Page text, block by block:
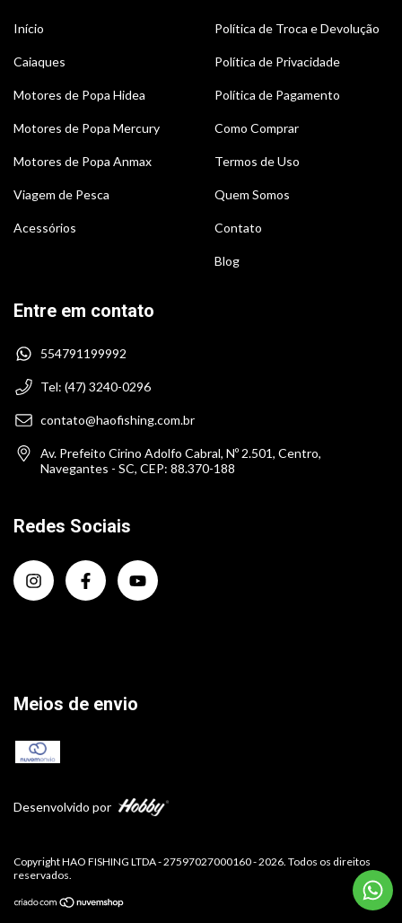
Início
Caiaques
Motores de Popa Hidea
Motores de Popa Mercury
Motores de Popa Anmax
Viagem de Pesca
Acessórios
Política de Troca e Devolução
Política de Privacidade
Política de Pagamento
Como Comprar
Termos de Uso
Quem Somos
Contato
Blog
Entre em contato
554791199992
Tel: (47) 3240-0296
contato@haofishing.com.br
Av. Prefeito Cirino Adolfo Cabral, Nº 2.501, Centro,
Navegantes - SC, CEP: 88.370-188
Redes Sociais
Meios de envio
Desenvolvido por
Copyright HAO FISHING LTDA - 27597027000160 - 2026. Todos os direitos
reservados.